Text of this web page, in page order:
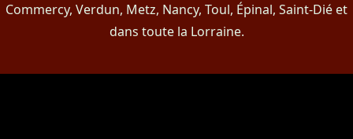
Commercy, Verdun, Metz, Nancy, Toul, Épinal, Saint-Dié et
dans toute la Lorraine.